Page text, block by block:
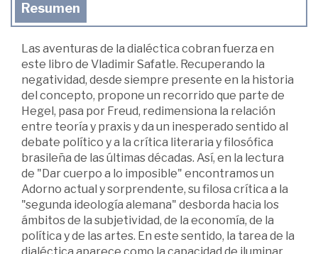
Resumen
Las aventuras de la dialéctica cobran fuerza en
este libro de Vladimir Safatle. Recuperando la
negatividad, desde siempre presente en la historia
del concepto, propone un recorrido que parte de
Hegel, pasa por Freud, redimensiona la relación
entre teoría y praxis y da un inesperado sentido al
debate político y a la crítica literaria y filosófica
brasileña de las últimas décadas. Así, en la lectura
de "Dar cuerpo a lo imposible" encontramos un
Adorno actual y sorprendente, su filosa crítica a la
"segunda ideología alemana" desborda hacia los
ámbitos de la subjetividad, de la economía, de la
política y de las artes. En este sentido, la tarea de la